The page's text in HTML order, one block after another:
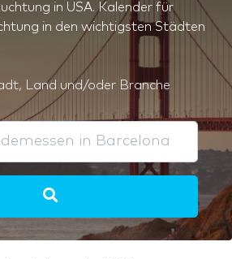
in USA. Kalender für
in den wichtigsten Städten
Land und/oder Branche